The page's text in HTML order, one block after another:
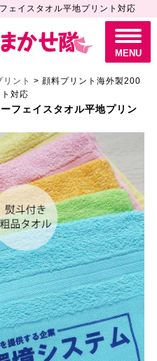
ェイスタオル平地プリント対応
M
E
N
U
MENU
リント > 顔料プリント海外製200
対応
フェイスタオル平地プリン